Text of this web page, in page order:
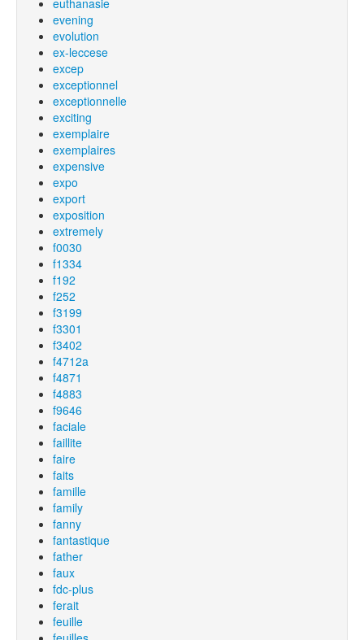
euthanasie
evening
evolution
ex-leccese
excep
exceptionnel
exceptionnelle
exciting
exemplaire
exemplaires
expensive
expo
export
exposition
extremely
f0030
f1334
f192
f252
f3199
f3301
f3402
f4712a
f4871
f4883
f9646
faciale
faillite
faire
faits
famille
family
fanny
fantastique
father
faux
fdc-plus
ferait
feuille